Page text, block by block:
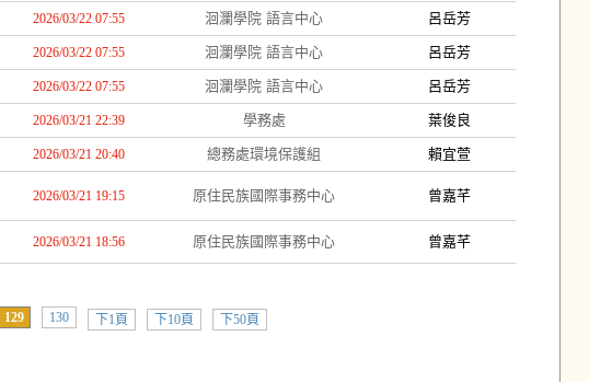
2026/03/22 07:55 洄瀾學院 語言中心 呂岳芳
2026/03/22 07:55 洄瀾學院 語言中心 呂岳芳
2026/03/22 07:55 洄瀾學院 語言中心 呂岳芳
2026/03/21 22:39 學務處 葉俊良
2026/03/21 20:40 總務處環境保護組 賴宜萱
2026/03/21 19:15 原住民族國際事務中心 曾嘉芊
2026/03/21 18:56 原住民族國際事務中心 曾嘉芊
129 130 下1頁 下10頁 下50頁